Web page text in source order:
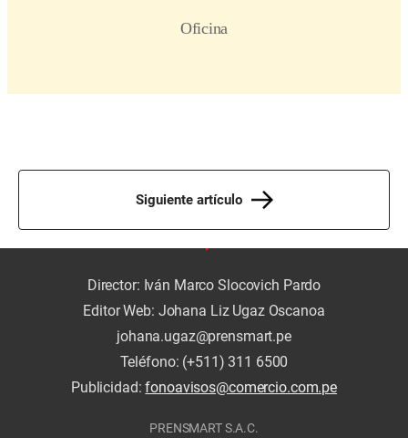
Siguiente artículo
Director: Iván Marco Slocovich Pardo
Editor Web: Johana Liz Ugaz Oscanoa
johana.ugaz@prensmart.pe
Teléfono: (+511) 311 6500
Publicidad:fonoavisos@comercio.com.pe
PRENSMART S.A.C.